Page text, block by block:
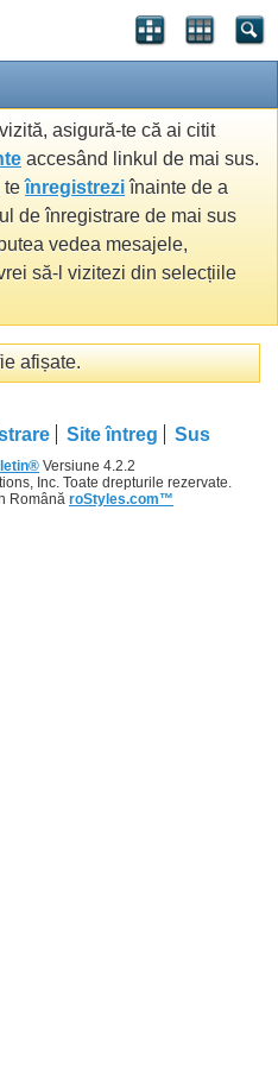
asigură-te că ai citit
accesând linkul de mai sus.
teînregistreziînainte de a
de înregistrare de mai sus
vedea mesajele,
să-l vizitezi din selecțiile
afișate.
Site întreg Sus
Versiune 4.2.2
Inc. Toate drepturile rezervate.
Română roStyles.com™